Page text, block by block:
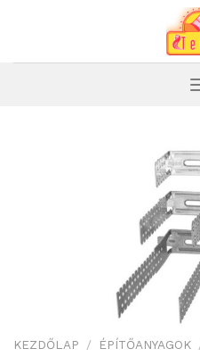
KEZDŐLAP / ÉPÍTŐANYAGOK